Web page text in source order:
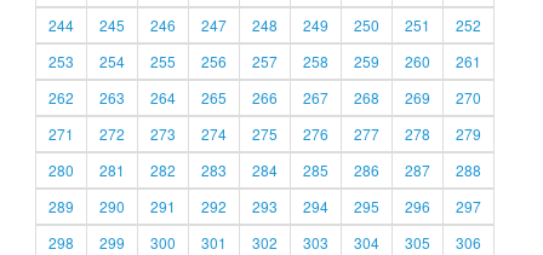
244
245 246 247 248 249 250 251
252
253
254 255 256 257 258 259 260
261
262
263 264 265 266 267 268 269
270
271
272 273 274 275 276 277 278
279
280
281 282 283 284 285 286 287
288
289
290 291 292 293 294 295 296
297
298
299 300 301 302 303 304 305
306